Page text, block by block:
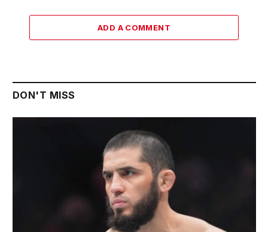
ADD A COMMENT
DON'T MISS